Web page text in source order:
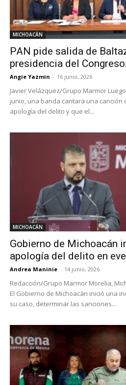
MICHOACÁN
PAN pide salida de
presidencia del
Angie Yazmin - 16 junio, 2026
Javier Velázquez/Grupo Marmor
junio, una banda cantara una
apología del delito y que el...
MICHOACÁN
Gobierno de Michoacán
apología del delito en
Andrea Maninie - 14 junio, 2026
Redacción/Grupo Marmor Morelia,
El Gobierno de Michoacán inició una
su caso, determinar las sanciones...